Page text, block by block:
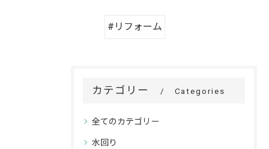
#リフォーム
カテゴリー Categories
全てのカテゴリー
水回り